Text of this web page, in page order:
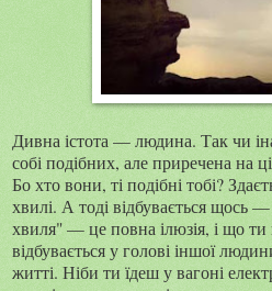
Дивна істота — людина. Так чи
собі подібних, але приречена на
Бо хто вони, ті подібні тобі?
хвилі. А тоді відбувається щось
хвиля" — це повна ілюзія, і що
відбувається у голові іншої
житті. Ніби ти їдеш у вагоні